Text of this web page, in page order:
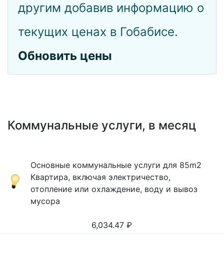
другим добавив информацию о
текущих ценах в Гобабисе.
Обновить цены
Коммунальные услуги, в месяц
Основные коммунальные услуги для 85m2
Квартира, включая электричество,
отопление или охлаждение, воду и вывоз
мусора
6,034.47 ₽